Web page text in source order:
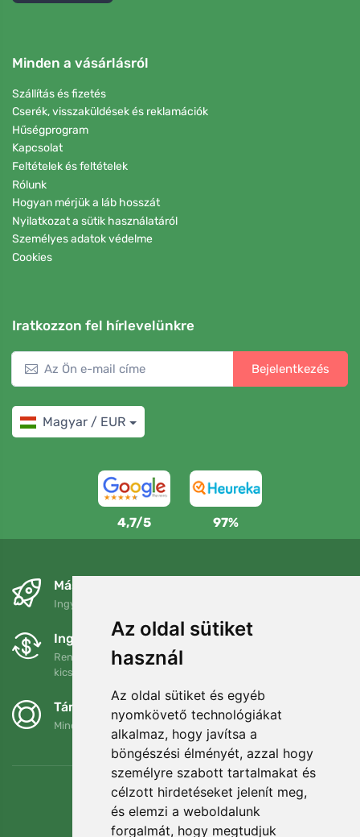
Az oldal sütiket
használ
Az oldal sütiket és egyéb
nyomkövető technológiákat
alkalmaz, hogy javítsa a
böngészési élményét, azzal hogy
személyre szabott tartalmakat és
célzott hirdetéseket jelenít meg,
és elemzi a weboldalunk
forgalmát, hogy megtudjuk
Minden a vásárlásról
Szállítás és fizetés
Cserék, visszaküldések és reklamációk
Hűségprogram
Kapcsolat
Feltételek és feltételek
Rólunk
Hogyan mérjük a láb hosszát
Nyilatkozat a sütik használatáról
Személyes adatok védelme
Cookies
Iratkozzon fel hírlevelünkre
Bejelentkezés
Magyar / EUR
4,7/5 97%
Másnapra és ingyenesen
Ingyenes szállítás a következő összeg felett: 80 EUR
Ingyenes csere és visszaküldés
Rendelését 90 napon belül bármikor visszaküldheti vagy
kicserélheti.
Támogatjuk a Trees.org-ot
Minden megrendelésért ültetünk egy fát! Bővebben